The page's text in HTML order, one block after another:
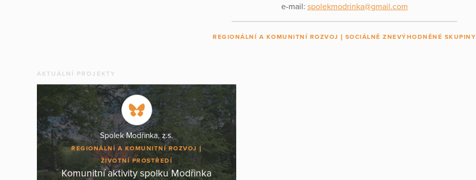
e-mail: spolekmodrinka@gmail.com
REGIONÁLNÍ A KOMUNITNÍ ROZVOJ SOCIÁLNĚ ZNEVÝHODNĚNÉ SKUPINY
AKTUÁLNÍ PROJEKTY
Spolek Modřinka, z.s.
REGIONÁLNÍ A KOMUNITNÍ ROZVOJ
ŽIVOTNÍ PROSTŘEDÍ
Komunitní aktivity spolku Modřinka